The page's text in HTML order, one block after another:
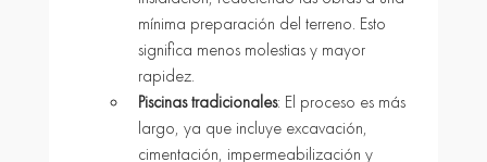
mínima preparación del terreno. Esto
significa menos molestias y mayor
rapidez.
Piscinas tradicionales: El proceso es más
largo, ya que incluye excavación,
cimentación, impermeabilización y